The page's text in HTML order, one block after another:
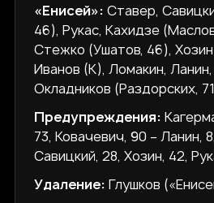
«Енисей»: Ставер,
46), Рукас, Кахидзе
Стежко (Ушатов, 46),
Иванов (К), Ломакин, Ланин,
Окладников (Раздорских,
Предупреждения:
73, Ковачевич, 90 – Ланин,
Савицкий, 28, Хозин, 42,
Удаление: Глушков